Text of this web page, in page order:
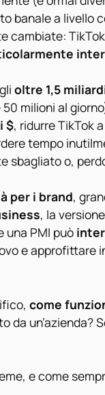
banale a livello
cambiate:
oltre 1,5
milioni al
$, ridurre TikTok
tempo
sbagliato o,
per i brand,
, la
una PMI può
e approfittare
come
da un’azienda?
e come